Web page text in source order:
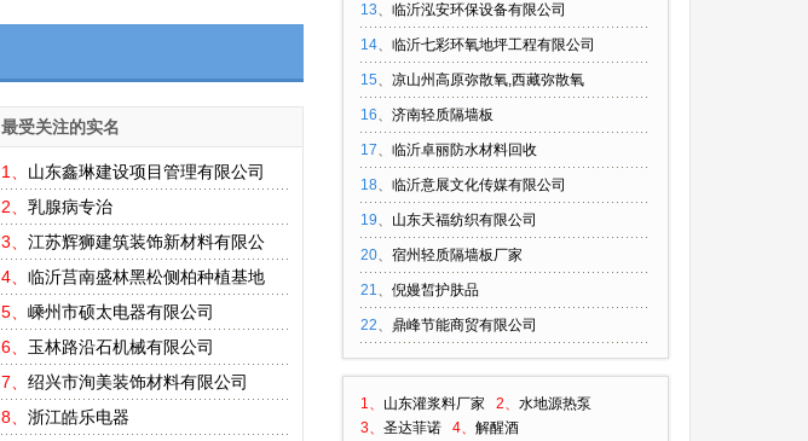
最受关注的实名
1、 山东鑫琳建设项目管理有限公司
2、 乳腺病专治
3、 江苏辉狮建筑装饰新材料有限公
4、 临沂莒南盛林黑松侧柏种植基地
5、 嵊州市硕太电器有限公司
6、 玉林路沿石机械有限公司
7、 绍兴市洵美装饰材料有限公司
8、 浙江皓乐电器
13、 临沂泓安环保设备有限公司
14、 临沂七彩环氧地坪工程有限公司
15、 凉山州高原弥散氧,西藏弥散氧
16、 济南轻质隔墙板
17、 临沂卓丽防水材料回收
18、 临沂意展文化传媒有限公司
19、 山东天福纺织有限公司
20、 宿州轻质隔墙板厂家
21、 倪嫚皙护肤品
22、 鼎峰节能商贸有限公司
1、 山东灌浆料厂家 2、 水地源热泵
3、 圣达菲诺 4、 解醒酒